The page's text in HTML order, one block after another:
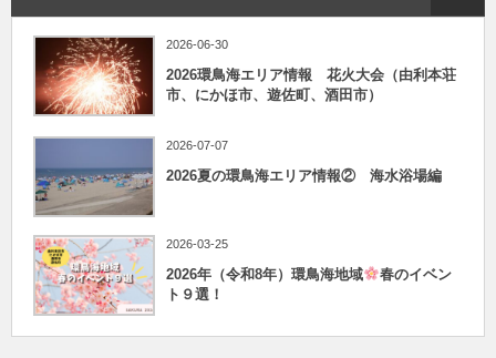
2026-06-30
2026環鳥海エリア情報 花火大会（由利本荘
市、にかほ市、遊佐町、酒田市）
2026-07-07
2026夏の環鳥海エリア情報② 海水浴場編
2026-03-25
2026年（令和8年）環鳥海地域
春のイベン
ト９選！